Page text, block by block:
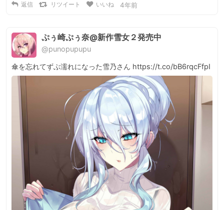
返信 リツイート いいね 4年前
ぷぅ崎ぷぅ奈@新作雪女２発売中
@punopupupu
傘を忘れてずぶ濡れになった雪乃さん https://t.co/bB6rqcFfpI